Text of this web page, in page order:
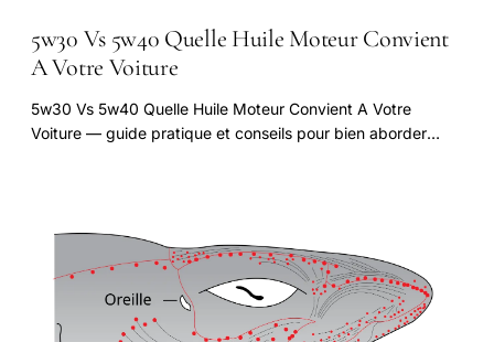
5w30 Vs 5w40 Quelle Huile Moteur Convient
A Votre Voiture
5w30 Vs 5w40 Quelle Huile Moteur Convient A Votre
Voiture — guide pratique et conseils pour bien aborder